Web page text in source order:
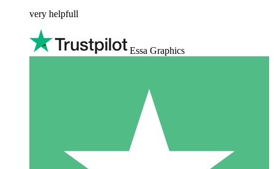
very helpfull
Essa Graphics